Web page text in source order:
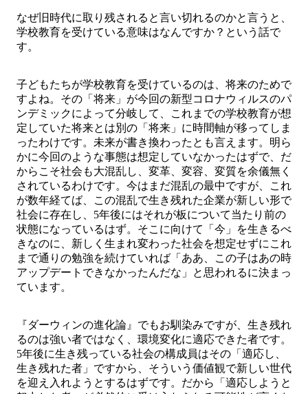
なぜ旧時代に取り残されると言い切れるのかと言うと、
学校教育を受けている意味はなんですか？という話で
す。
子どもたちが学校教育を受けているのは、将来のためで
すよね。その「将来」が今回の新型コロナウィルスのパ
ンデミックによって分岐して、これまでの学校教育が想
定していた将来とは別の「将来」に時間軸が移ってしま
ったわけです。未来が書き換わったとも言えます。明ら
かに今回のような事態は想定していなかったはずで、だ
からこそ社会も大混乱し、変革、変容、変質を余儀無く
されているわけです。今はまだ混乱の最中ですが、これ
が数年経てば、この混乱で生き残れた企業が新しい形で
社会に存在し、5年後にはそれが板について当たり前の
状態になっているはず。そこに向けて「今」を生きるべ
きなのに、新しく生まれ変わった社会を想定せずにこれ
まで通りの勉強を続けていれば「ああ、この子はあの時
アップデートできなかったんだな」と思われるに決まっ
ています。
『ダーウィンの進化論』でもお馴染みですが、生き残れ
るのは強い者ではなく、環境変化に適応できた者です。
5年後に生き残っている社会の構成員はその「適応し、
生き残れた者」ですから、そういう価値観で新しい世代
を迎え入れようとするはずです。だから「適応しようと